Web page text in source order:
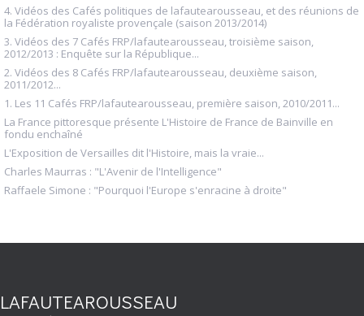
4. Vidéos des Cafés politiques de lafautearousseau, et des réunions de
la Fédération royaliste provençale (saison 2013/2014)
3. Vidéos des 7 Cafés FRP/lafautearousseau, troisième saison,
2012/2013 : Enquête sur la République...
2. Vidéos des 8 Cafés FRP/lafautearousseau, deuxième saison,
2011/2012...
1. Les 11 Cafés FRP/lafautearousseau, première saison, 2010/2011...
La France pittoresque présente L'Histoire de France de Bainville en
fondu enchaîné
L'Exposition de Versailles dit l'Histoire, mais la vraie...
Charles Maurras : "L'Avenir de l'Intelligence"
Raffaele Simone : "Pourquoi l'Europe s'enracine à droite"
LAFAUTEAROUSSEAU